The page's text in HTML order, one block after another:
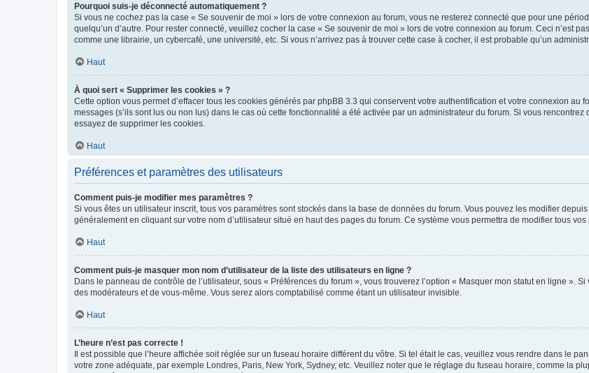
Pourquoi suis-je déconnecté automatiquement ?
Si vous ne cochez pas la case « Se souvenir de moi » lors de votre connexion au forum, vous ne resterez connecté que pour une
quelqu’un d’autre. Pour rester connecté, veuillez cocher la case « Se souvenir de moi » lors de votre connexion au forum. Ceci n’est
comme une librairie, un cybercafé, une université, etc. Si vous n’arrivez pas à trouver cette case à cocher, il est probable qu’un
Haut
À quoi sert « Supprimer les cookies » ?
Cette option vous permet d’effacer tous les cookies générés par phpBB 3.3 qui conservent votre authentification et votre connexion au
messages (s’ils sont lus ou non lus) dans le cas où cette fonctionnalité a été activée par un administrateur du forum. Si vous
essayez de supprimer les cookies.
Haut
Préférences et paramètres des utilisateurs
Comment puis-je modifier mes paramètres ?
Si vous êtes un utilisateur inscrit, tous vos paramètres sont stockés dans la base de données du forum. Vous pouvez les modifier
généralement en cliquant sur votre nom d’utilisateur situé en haut des pages du forum. Ce système vous permettra de modifier tous
Haut
Comment puis-je masquer mon nom d’utilisateur de la liste des utilisateurs en ligne ?
Dans le panneau de contrôle de l’utilisateur, sous « Préférences du forum », vous trouverez l’option « Masquer mon statut en ligne ».
des modérateurs et de vous-même. Vous serez alors comptabilisé comme étant un utilisateur invisible.
Haut
L’heure n’est pas correcte !
Il est possible que l’heure affichée soit réglée sur un fuseau horaire différent du vôtre. Si tel était le cas, veuillez vous rendre dans le
votre zone adéquate, par exemple Londres, Paris, New York, Sydney, etc. Veuillez noter que le réglage du fuseau horaire, comme la